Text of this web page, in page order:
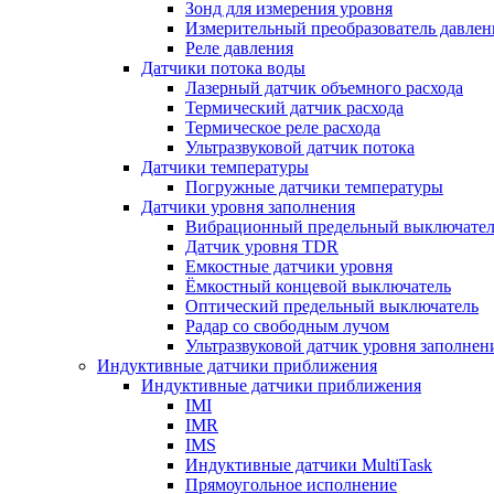
Зонд для измерения уровня
Измерительный преобразователь
Реле давления
Датчики потока воды
Лазерный датчик объемного расхода
Термический датчик расхода
Термическое реле расхода
Ультразвуковой датчик потока
Датчики температуры
Погружные датчики температуры
Датчики уровня заполнения
Вибрационный предельный
Датчик уровня TDR
Емкостные датчики уровня
Ёмкостный концевой выключатель
Оптический предельный выключатель
Радар со свободным лучом
Ультразвуковой датчик уровня
Индуктивные датчики приближения
Индуктивные датчики приближения
IMI
IMR
IMS
Индуктивные датчики MultiTask
Прямоугольное исполнение